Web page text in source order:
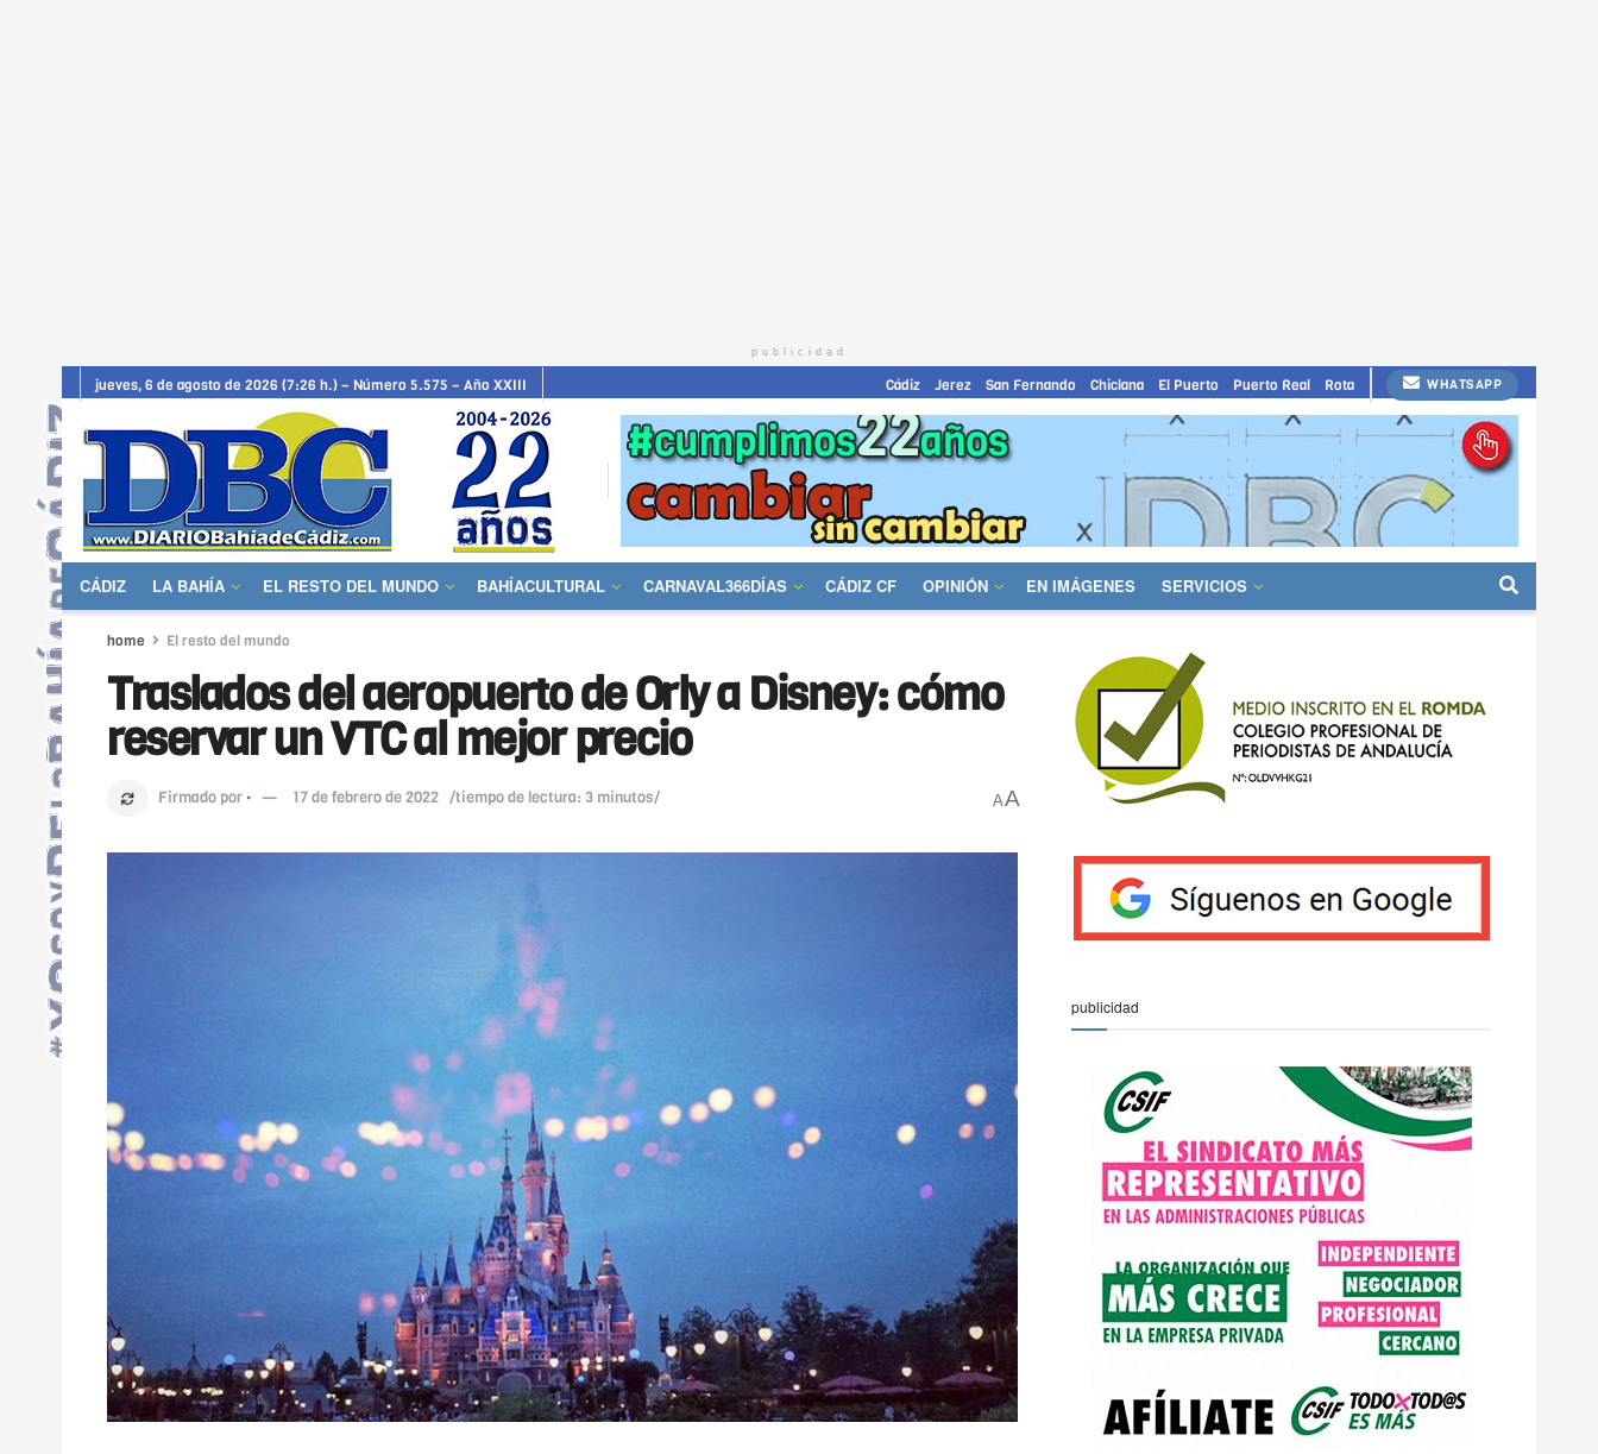
publicidad
jueves, 6 de agosto de 2026 (7:26 h.) – Número 5.575 – Año XXIII Cádiz Jerez San Fernando Chiclana El Puerto Puerto Real Rota WHATSAPP
CÁDIZ LA BAHÍA EL RESTO DEL MUNDO BAHÍACULTURAL CARNAVAL366DÍAS CÁDIZ CF OPINIÓN EN IMÁGENES SERVICIOS
home El resto del mundo
Traslados del aeropuerto de Orly a Disney: cómo
reservar un VTC al mejor precio
Firmado por · 17 de febrero de 2022 /tiempo de lectura: 3 minutos/ AA
publicidad